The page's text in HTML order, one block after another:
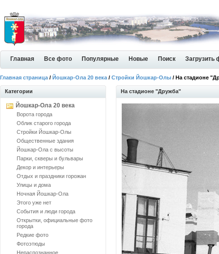
Главная Все фото Популярные Новые Поиск Загрузить
Главная страница / Йошкар-Ола 20 века / Стройки Йошкар-Олы / На стадионе
Категории
Йошкар-Ола 20 века
Ворота города
Облик старого города
Стройки Йошкар-Олы
Общественные здания
Йошкар-Ола с высоты
Парки, скверы и бульвары
Декор и интерьеры
Отдых и праздники горожан
Улицы и дома
Ночная Йошкар-Ола
Этого уже нет
События и люди города
Открытки, официальные фото
города
Редкие фото
Фотоэтюды
Нераспознанное
На стадионе "Дружба"